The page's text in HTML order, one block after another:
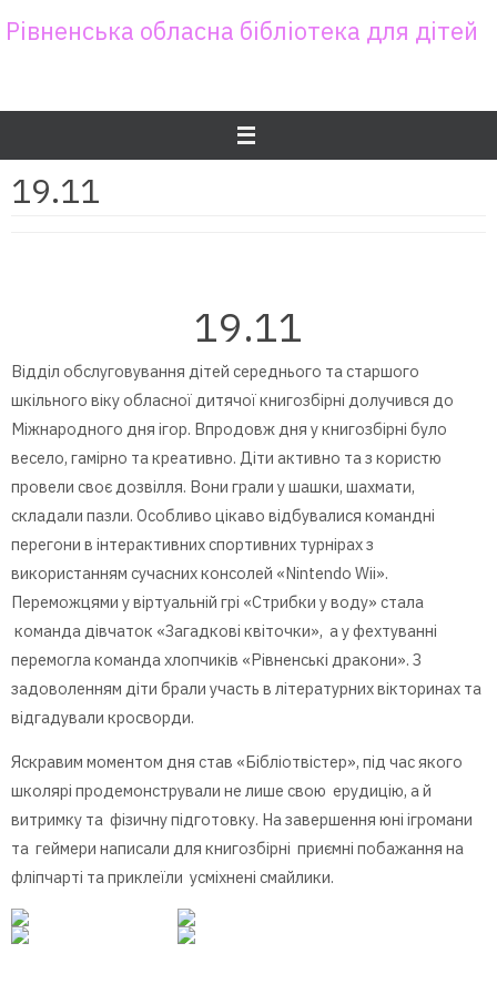
toРівненська обласна бібліотека для дітей
19.11
19.11
Відділ обслуговування дітей середнього та старшого
шкільного віку обласної дитячої книгозбірні долучився до
Міжнародного дня ігор. Впродовж дня у книгозбірні було
весело, гамірно та креативно. Діти активно та з користю
провели своє дозвілля. Вони грали у шашки, шахмати,
складали пазли. Особливо цікаво відбувалися командні
перегони в інтерактивних спортивних турнірах з
використанням сучасних консолей «Nintendo Wii».
Переможцями у віртуальній грі «Стрибки у воду» стала
команда дівчаток «Загадкові квіточки», а у фехтуванні
перемогла команда хлопчиків «Рівненські дракони». З
задоволенням діти брали участь в літературних вікторинах та
відгадували кросворди.
Яскравим моментом дня став «Бібліотвістер», під час якого
школярі продемонстрували не лише свою ерудицію, а й
витримку та фізичну підготовку. На завершення юні ігромани
та геймери написали для книгозбірні приємні побажання на
фліпчарті та приклеїли усміхнені смайлики.